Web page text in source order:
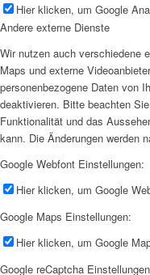
Hier klicken, um Google
Andere externe Dienste
Wir nutzen auch verschiedene
Maps und externe
personenbezogene Daten von
deaktivieren. Bitte beachten
Funktionalität und das
kann. Die Änderungen werden
Google Webfont Einstellungen:
Hier klicken, um Google
Google Maps Einstellungen:
Hier klicken, um Google
Google reCaptcha